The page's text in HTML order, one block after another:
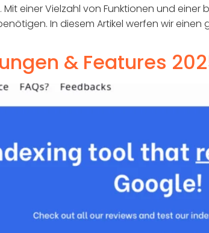
einer Vielzahl von Funktionen und
In diesem Artikel werfen wir
& Features